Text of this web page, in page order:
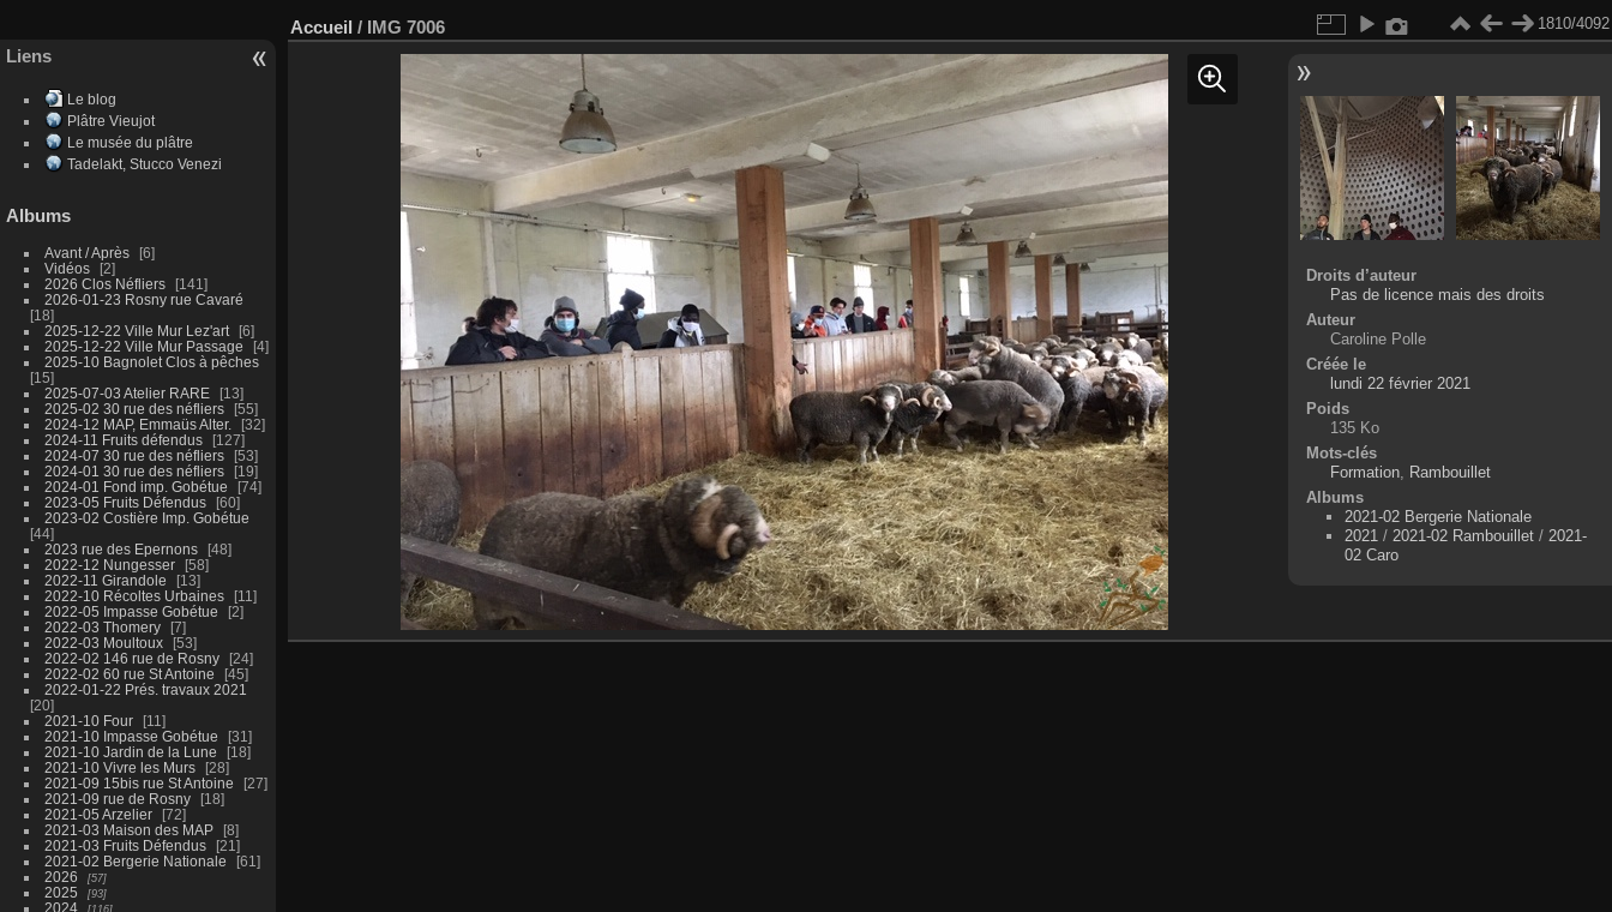
Liens
Le blog
Plâtre Vieujot
Le musée du plâtre
Tadelakt, Stucco Venezi
Albums
Avant / Après
6
Vidéos
2
2026 Clos Néfliers
141
2026-01-23 Rosny rue Cavaré
18
2025-12-22 Ville Mur Lez'art
6
2025-12-22 Ville Mur Passage
4
2025-10 Bagnolet Clos à pêches
15
2025-07-03 Atelier RARE
13
2025-02 30 rue des néfliers
55
2024-12 MAP, Emmaüs Alter.
32
2024-11 Fruits défendus
127
2024-07 30 rue des néfliers
53
2024-01 30 rue des néfliers
19
2024-01 Fond imp. Gobétue
74
2023-05 Fruits Défendus
60
2023-02 Costière Imp. Gobétue
44
2023 rue des Epernons
48
2022-12 Nungesser
58
2022-11 Girandole
13
2022-10 Récoltes Urbaines
11
2022-05 Impasse Gobétue
2
2022-03 Thomery
7
2022-03 Moultoux
53
2022-02 146 rue de Rosny
24
2022-02 60 rue St Antoine
45
2022-01-22 Prés. travaux 2021
20
2021-10 Four
11
2021-10 Impasse Gobétue
31
2021-10 Jardin de la Lune
18
2021-10 Vivre les Murs
28
2021-09 15bis rue St Antoine
27
2021-09 rue de Rosny
18
2021-05 Arzelier
72
2021-03 Maison des MAP
8
2021-03 Fruits Défendus
21
2021-02 Bergerie Nationale
61
2026
57
2025 93
2024 116
Accueil / IMG 7006 1810/4092
Droits d’auteur
Pas de licence mais des droits
Auteur
Caroline Polle
Créée le
lundi 22 février 2021
Poids
135 Ko
Mots-clés
Formation, Rambouillet
Albums
2021-02 Bergerie Nationale
2021 /2021-02 Rambouillet /2021-
02 Caro